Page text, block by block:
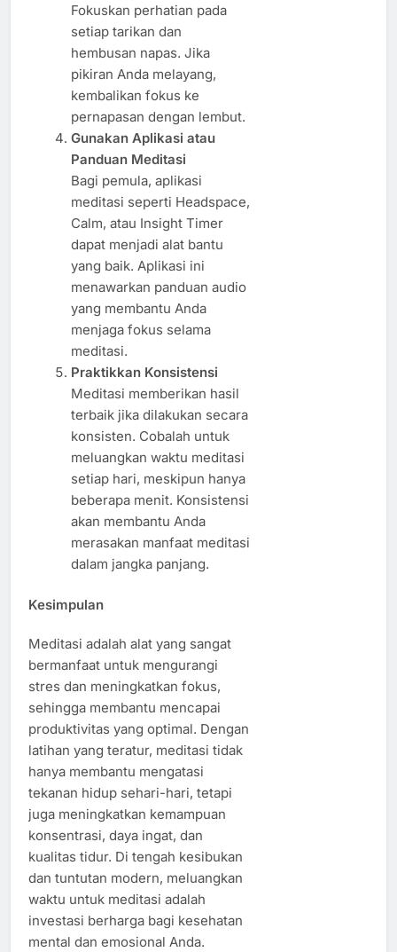
Fokuskan perhatian pada
setiap tarikan dan
hembusan napas. Jika
pikiran Anda melayang,
kembalikan fokus ke
pernapasan dengan lembut.
Gunakan Aplikasi atau
Panduan Meditasi
Bagi pemula, aplikasi
meditasi seperti Headspace,
Calm, atau Insight Timer
dapat menjadi alat bantu
yang baik. Aplikasi ini
menawarkan panduan audio
yang membantu Anda
menjaga fokus selama
meditasi.
Praktikkan Konsistensi
Meditasi memberikan hasil
terbaik jika dilakukan secara
konsisten. Cobalah untuk
meluangkan waktu meditasi
setiap hari, meskipun hanya
beberapa menit. Konsistensi
akan membantu Anda
merasakan manfaat meditasi
dalam jangka panjang.
Kesimpulan
Meditasi adalah alat yang sangat
bermanfaat untuk mengurangi
stres dan meningkatkan fokus,
sehingga membantu mencapai
produktivitas yang optimal. Dengan
latihan yang teratur, meditasi tidak
hanya membantu mengatasi
tekanan hidup sehari-hari, tetapi
juga meningkatkan kemampuan
konsentrasi, daya ingat, dan
kualitas tidur. Di tengah kesibukan
dan tuntutan modern, meluangkan
waktu untuk meditasi adalah
investasi berharga bagi kesehatan
mental dan emosional Anda.